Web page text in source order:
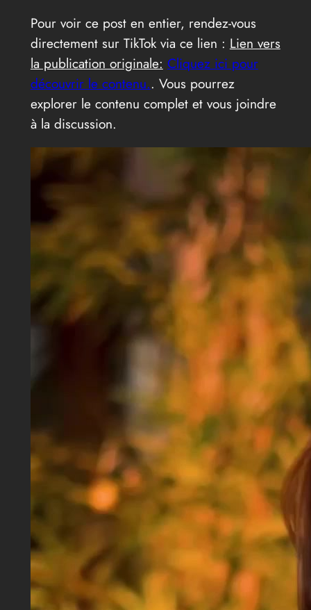
Pour voir ce post en entier, rendez-vous
directement sur TikTok via ce lien : Lien vers
la publication originale: Cliquez ici pour
découvrir le contenu.. Vous pourrez
explorer le contenu complet et vous joindre
à la discussion.